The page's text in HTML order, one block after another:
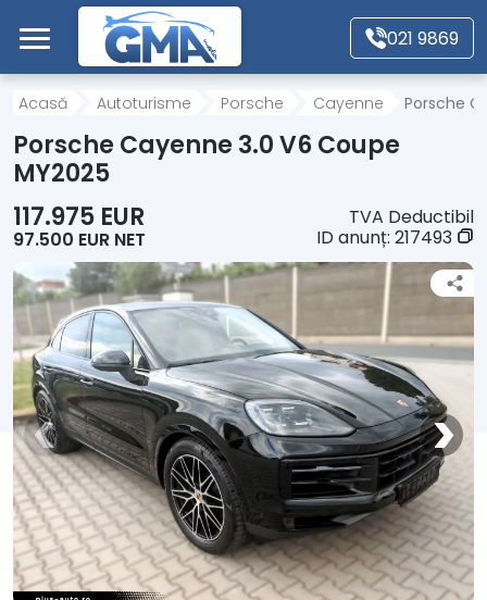
Mergi direct la conținutul principal
021 9869
Acasă
Autoturisme
Motociclete
Autoutilitare
Alte tipuri vehicule
Despre Noi
Contact
Acasă Autoturisme Porsche Cayenne Porsche
Porsche Cayenne 3.0 V6 Coupe
MY2025
117.975 EUR
97.500 EUR NET
TVA Deductibil
ID anunț: 217493